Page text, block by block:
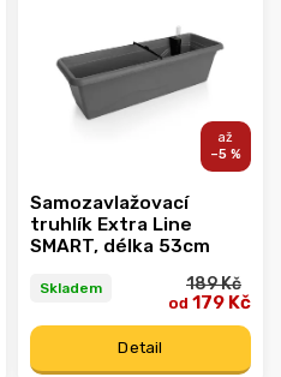
–5 %
Samozavlažovací
truhlík Extra Line
SMART, délka 53cm
Skladem 189 Kč
od 179 Kč
Detail